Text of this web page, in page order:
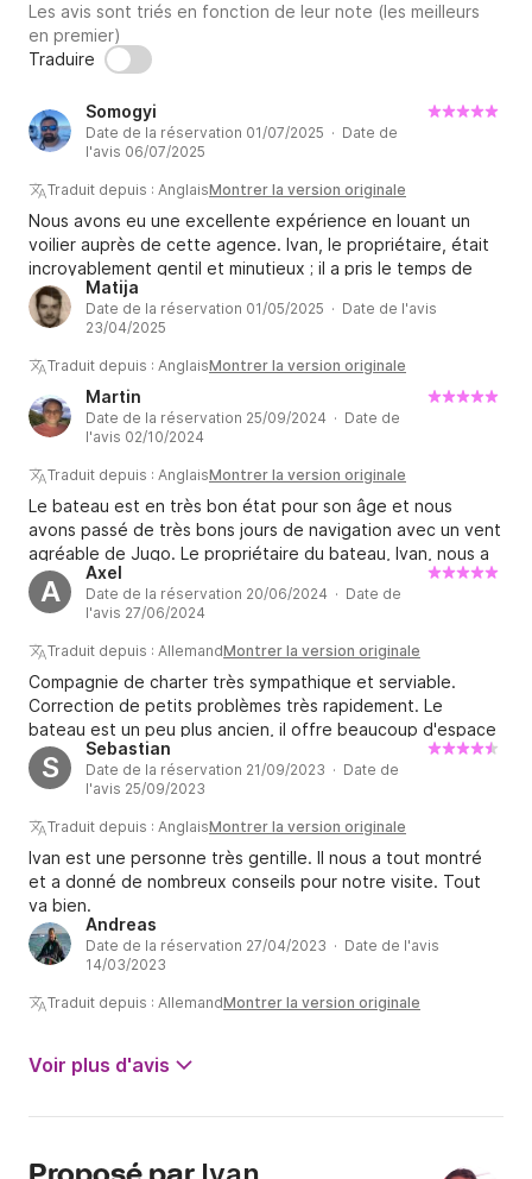
Les avis sont triés en fonction de leur note (les meilleurs
en premier)
Traduire
Somogyi
Date de la réservation 01/07/2025 · Date de
l'avis 06/07/2025
Traduit depuis : AnglaisMontrer la version originale
Nous avons eu une excellente expérience en louant un
voilier auprès de cette agence. Ivan, le propriétaire, était
incroyablement gentil et minutieux ; il a pris le temps de
nous expliquer en détail tout ce qui se passait à bord. Le
bateau est en bon état, surtout compte tenu de son âge,
et il est équipé de panneaux solaires. Nous n'avons donc
eu aucun problème d'électricité, même si nous n'avons
séjourné dans aucune marina pendant notre voyage. Un
petit plus : le barbecue à bord, qui a rendu les soirées
inoubliables ! Pensez simplement à apporter votre propre
situé et le parking est disponible directement dans les
locaux de l'agence. Tout s'est déroulé sans problème. Je
recommande vivement !
Matija
Date de la réservation 01/05/2025 · Date de l'avis
23/04/2025
Traduit depuis : AnglaisMontrer la version originale
Martin
Date de la réservation 25/09/2024 · Date de
l'avis 02/10/2024
Traduit depuis : AnglaisMontrer la version originale
Le bateau est en très bon état pour son âge et nous
avons passé de très bons jours de navigation avec un vent
agréable de Jugo. Le propriétaire du bateau, Ivan, nous a
également donné de bons conseils sur les endroits où aller.
Il y a eu quelques petits problèmes comme une fuite d'eau
par l'une des fenêtres et les réglages de cap du pilote
automatique qui ne fonctionnaient pas, mais rien de
critique. Au tout début, il y a eu aussi un problème avec le
moteur, mais Ivan l'a réglé très rapidement. Donc dans
l'ensemble, une excellente expérience avec cette location
A
Axel
Date de la réservation 20/06/2024 · Date de
l'avis 27/06/2024
Traduit depuis : AllemandMontrer la version originale
Compagnie de charter très sympathique et serviable.
Correction de petits problèmes très rapidement. Le
bateau est un peu plus ancien, il offre beaucoup d'espace
et est facile à naviguer.
S
Sebastian
Date de la réservation 21/09/2023 · Date de
l'avis 25/09/2023
Traduit depuis : AnglaisMontrer la version originale
Ivan est une personne très gentille. Il nous a tout montré
et a donné de nombreux conseils pour notre visite. Tout
va bien.
Andreas
Date de la réservation 27/04/2023 · Date de l'avis
14/03/2023
Traduit depuis : AllemandMontrer la version originale
Voir plus d'avis